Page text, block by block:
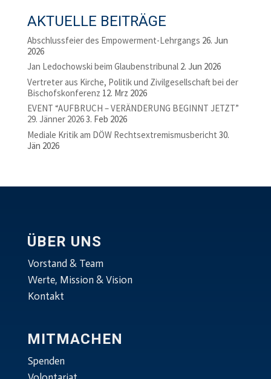
AKTUELLE BEITRÄGE
Abschlussfeier des Empowerment-Lehrgangs 26. Jun
2026
Jan Ledochowski beim Glaubenstribunal 2. Jun 2026
Vertreter aus Kirche, Politik und Zivilgesellschaft bei der
Bischofskonferenz 12. Mrz 2026
EVENT “AUFBRUCH – VERÄNDERUNG BEGINNT JETZT”
29. Jänner 20263. Feb 2026
Mediale Kritik am DÖW Rechtsextremismusbericht 30.
Jän 2026
ÜBER UNS
Vorstand & Team
Werte, Mission & Vision
Kontakt
MITMACHEN
Spenden